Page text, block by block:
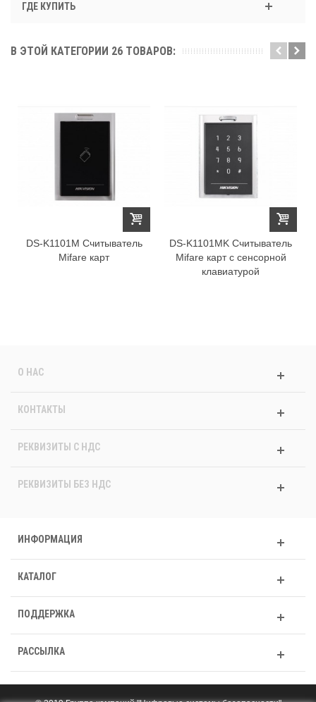
ГДЕ КУПИТЬ
В ЭТОЙ КАТЕГОРИИ 26 ТОВАРОВ:
DS-K1101M Считыватель
Mifare карт
DS-K1101MK Считыватель
Mifare карт с сенсорной
клавиатурой
О НАС
КОНТАКТЫ
РЕКВИЗИТЫ C НДС
РЕКВИЗИТЫ БЕЗ НДС
ИНФОРМАЦИЯ
КАТАЛОГ
ПОДДЕРЖКА
РАССЫЛКА